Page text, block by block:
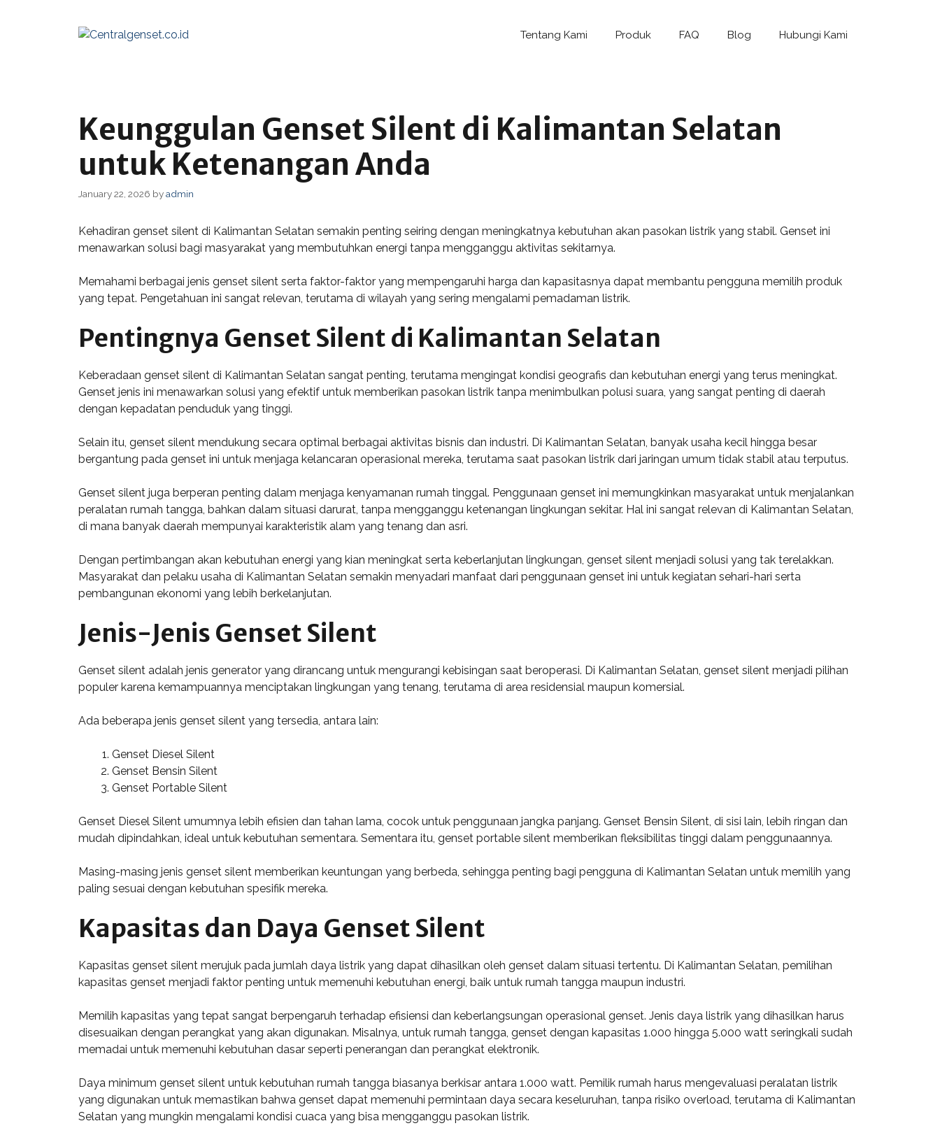
Tentang Kami Produk FAQ Blog Hubungi Kami
Keunggulan Genset Silent di Kalimantan Selatan
untuk Ketenangan Anda
January 22, 2026 byadmin
Kehadiran genset silent di Kalimantan Selatan semakin penting seiring dengan meningkatnya kebutuhan akan pasokan listrik yang stabil. Genset ini
menawarkan solusi bagi masyarakat yang membutuhkan energi tanpa mengganggu aktivitas sekitarnya.
Memahami berbagai jenis genset silent serta faktor-faktor yang mempengaruhi harga dan kapasitasnya dapat membantu pengguna memilih produk
yang tepat. Pengetahuan ini sangat relevan, terutama di wilayah yang sering mengalami pemadaman listrik.
Pentingnya Genset Silent di Kalimantan Selatan
Keberadaan genset silent di Kalimantan Selatan sangat penting, terutama mengingat kondisi geografis dan kebutuhan energi yang terus meningkat.
Genset jenis ini menawarkan solusi yang efektif untuk memberikan pasokan listrik tanpa menimbulkan polusi suara, yang sangat penting di daerah
dengan kepadatan penduduk yang tinggi.
Selain itu, genset silent mendukung secara optimal berbagai aktivitas bisnis dan industri. Di Kalimantan Selatan, banyak usaha kecil hingga besar
bergantung pada genset ini untuk menjaga kelancaran operasional mereka, terutama saat pasokan listrik dari jaringan umum tidak stabil atau terputus.
Genset silent juga berperan penting dalam menjaga kenyamanan rumah tinggal. Penggunaan genset ini memungkinkan masyarakat untuk menjalankan
peralatan rumah tangga, bahkan dalam situasi darurat, tanpa mengganggu ketenangan lingkungan sekitar. Hal ini sangat relevan di Kalimantan Selatan,
di mana banyak daerah mempunyai karakteristik alam yang tenang dan asri.
Dengan pertimbangan akan kebutuhan energi yang kian meningkat serta keberlanjutan lingkungan, genset silent menjadi solusi yang tak terelakkan.
Masyarakat dan pelaku usaha di Kalimantan Selatan semakin menyadari manfaat dari penggunaan genset ini untuk kegiatan sehari-hari serta
pembangunan ekonomi yang lebih berkelanjutan.
Jenis-Jenis Genset Silent
Genset silent adalah jenis generator yang dirancang untuk mengurangi kebisingan saat beroperasi. Di Kalimantan Selatan, genset silent menjadi pilihan
populer karena kemampuannya menciptakan lingkungan yang tenang, terutama di area residensial maupun komersial.
Ada beberapa jenis genset silent yang tersedia, antara lain:
Genset Diesel Silent
Genset Bensin Silent
Genset Portable Silent
Genset Diesel Silent umumnya lebih efisien dan tahan lama, cocok untuk penggunaan jangka panjang. Genset Bensin Silent, di sisi lain, lebih ringan dan
mudah dipindahkan, ideal untuk kebutuhan sementara. Sementara itu, genset portable silent memberikan fleksibilitas tinggi dalam penggunaannya.
Masing-masing jenis genset silent memberikan keuntungan yang berbeda, sehingga penting bagi pengguna di Kalimantan Selatan untuk memilih yang
paling sesuai dengan kebutuhan spesifik mereka.
Kapasitas dan Daya Genset Silent
Kapasitas genset silent merujuk pada jumlah daya listrik yang dapat dihasilkan oleh genset dalam situasi tertentu. Di Kalimantan Selatan, pemilihan
kapasitas genset menjadi faktor penting untuk memenuhi kebutuhan energi, baik untuk rumah tangga maupun industri.
Memilih kapasitas yang tepat sangat berpengaruh terhadap efisiensi dan keberlangsungan operasional genset. Jenis daya listrik yang dihasilkan harus
disesuaikan dengan perangkat yang akan digunakan. Misalnya, untuk rumah tangga, genset dengan kapasitas 1.000 hingga 5.000 watt seringkali sudah
memadai untuk memenuhi kebutuhan dasar seperti penerangan dan perangkat elektronik.
Daya minimum genset silent untuk kebutuhan rumah tangga biasanya berkisar antara 1.000 watt. Pemilik rumah harus mengevaluasi peralatan listrik
yang digunakan untuk memastikan bahwa genset dapat memenuhi permintaan daya secara keseluruhan, tanpa risiko overload, terutama di Kalimantan
Selatan yang mungkin mengalami kondisi cuaca yang bisa mengganggu pasokan listrik.